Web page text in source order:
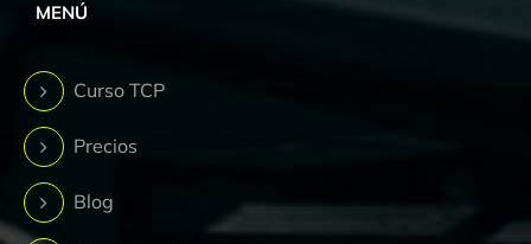
MENÚ
Curso TCP
Precios
Blog